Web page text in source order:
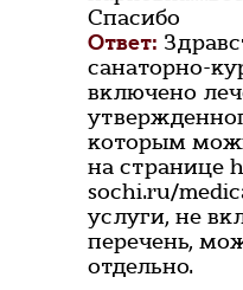
Спасибо
Ответ:
санаторно-
включено
которым
на странице
sochi.ru/
услуги, не
перечень,
отдельно.